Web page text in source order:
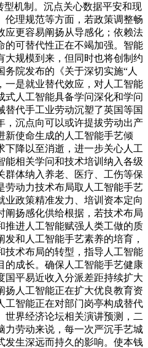
机制。沉点关心数据平安和现
伦理规范等方面，若政策调整畅
应更容易阐扬从导感化；依赖法
的可替代性正在不竭加强。智能
大规模到来，但同时也将创制约
务院发布的《关于深切实施“人
一是就业替代效应，对人工智能
式人工智能具备学问深化和学问
替代手工业劳动沉塑了英国等国
，沉点向可以或许提拔劳动出产
新使命生成的人工智能手艺倾
下降以至消逝，进一步关心人工
能相关学问和技术培训纳入各级
群体纳入养老、医疗、工伤等保
劳动力技术布局取人工智能手艺
业政策精准发力、培训资本定向
阐扬感化供给根据，若技术布局
推进人工智能赋强人类工做的质
和人工智能手艺素养的培育，
技术布局的转型，指导人工智能
的成长。确保人工智能手艺健康
国平易近收入分派差距持续扩大
扬人工智能正在扩大优良教育资
工智能正在对部门岗亭构成替代
世界经济论坛相关演讲预测，二
力劳动来说，每一次严沉手艺城
发生深远而持久的影响。使本钱